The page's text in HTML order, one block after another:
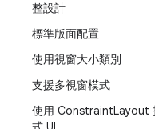
整設計
標準版面配置
使用視窗大小類別
支援多視窗模式
使用 ConstraintLayout